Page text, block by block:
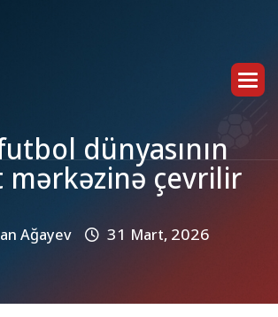
utbol dünyasının
mərkəzinə çevrilir
Ağayev 31 Mart, 2026